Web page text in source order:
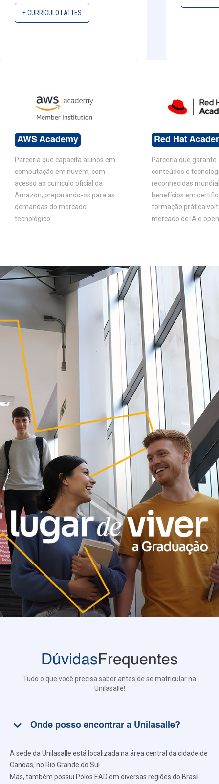
+ CURRÍCULO LATTES
Parceria que capacita alunos em
computação em nuvem, com
acesso ao currículo oficial da
Amazon, preparando-os para as
demandas do mercado
tecnológico.
AWS Academy
Parceria que garante
conteúdos e
reconhecidas
benefícios em
formação prática
mercado de IA e
Red Hat
DúvidasFrequentes
Tudo o que você precisa saber antes de se matricular na
Unilasalle!
keyboard_arrow_down Onde posso encontrar a Unilasalle?
A sede da Unilasalle está localizada na área central da cidade de
Canoas, no Rio Grande do Sul.
Mas, também possui Polos EAD em diversas regiões do Brasil.